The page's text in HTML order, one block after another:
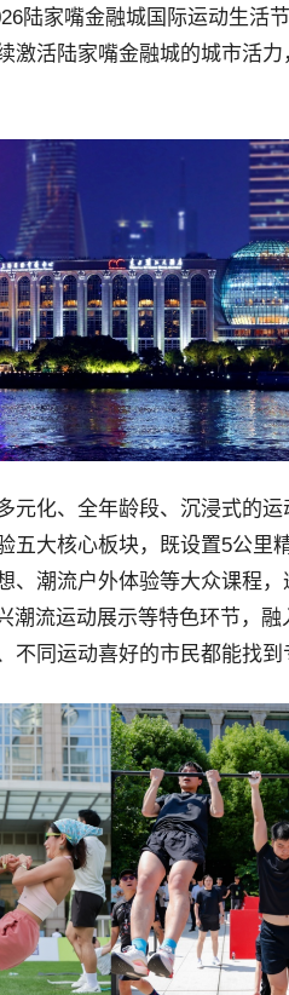
陆家嘴金融城国际运动生活
激活陆家嘴金融城的城市活
元化、全年龄段、沉浸式的
五大核心板块，既设置5公里
、潮流户外体验等大众课程
流运动展示等特色环节，
同运动喜好的市民都能找到